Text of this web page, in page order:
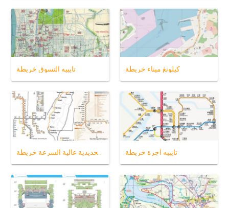
تايبيه التسوق خريطة كيلونغ ميناء خريطة
تايبيه أجرة خريطة